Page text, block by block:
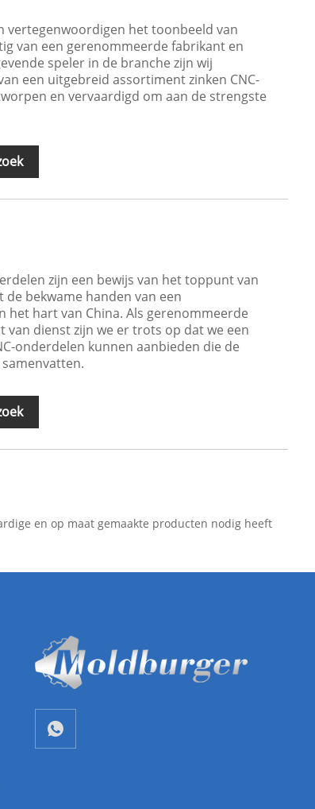
vertegenwoordigen het toonbeeld van
van een gerenommeerde fabrikant en
speler in de branche zijn wij
een uitgebreid assortiment zinken CNC-
en vervaardigd om aan de strengste
zijn een bewijs van het toppunt van
bekwame handen van een
het hart van China. Als gerenommeerde
van dienst zijn we er trots op dat we een
onderdelen kunnen aanbieden die de
en op maat gemaakte producten nodig heeft